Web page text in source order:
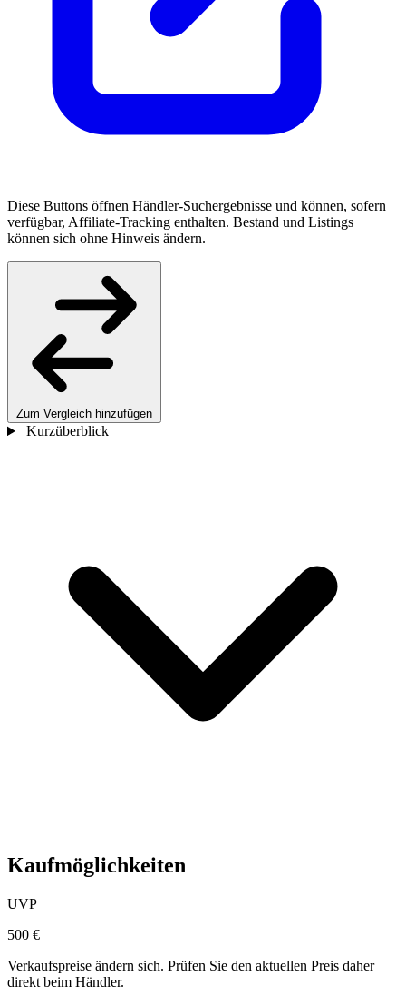
Diese Buttons öffnen Händler-Suchergebnisse und können, sofern
verfügbar, Affiliate-Tracking enthalten. Bestand und Listings
können sich ohne Hinweis ändern.
Zum Vergleich hinzufügen
Kurzüberblick
Kaufmöglichkeiten
UVP
500 €
Verkaufspreise ändern sich. Prüfen Sie den aktuellen Preis daher
direkt beim Händler.